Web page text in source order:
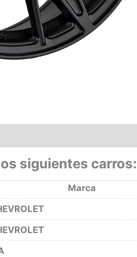
siguientes carros:
Marca